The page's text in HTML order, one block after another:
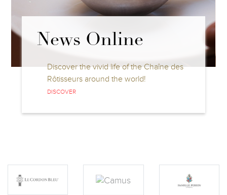
des
Competitions
Discover all information about the
Chefs Rôtisseurs and Jeunes